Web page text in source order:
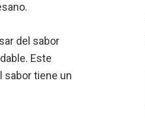
del sabor
Este
sabor tiene un